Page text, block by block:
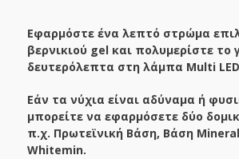
Εφαρμόστε ένα λεπτό στρώμα
βερνικιού gel και πολυμερίστε το
δευτερόλεπτα στη λάμπα Multi
Εάν τα νύχια είναι αδύναμα ή
μπορείτε να εφαρμόσετε δύο
π.χ. Πρωτεϊνική Βάση, Βάση Mineral
Whitemin.